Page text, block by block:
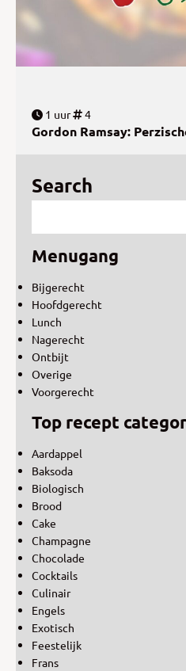
1 uur 4
Gordon Ramsay:
Search
Menugang
Bijgerecht
Hoofdgerecht
Lunch
Nagerecht
Ontbijt
Overige
Voorgerecht
Top recept
Aardappel
Baksoda
Biologisch
Brood
Cake
Champagne
Chocolade
Cocktails
Culinair
Engels
Exotisch
Feestelijk
Frans